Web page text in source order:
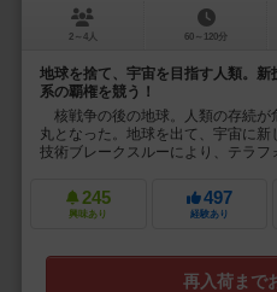
2～4人 60～120分
地球を捨て、宇宙を目指す人類。
系の覇権を競う！
核戦争の後の地球。人類の存続が
丸となった。地球を出て、宇宙に新
技術ブレークスルーにより、テラフ
245
興味あり
497
経験あり
再入荷まで